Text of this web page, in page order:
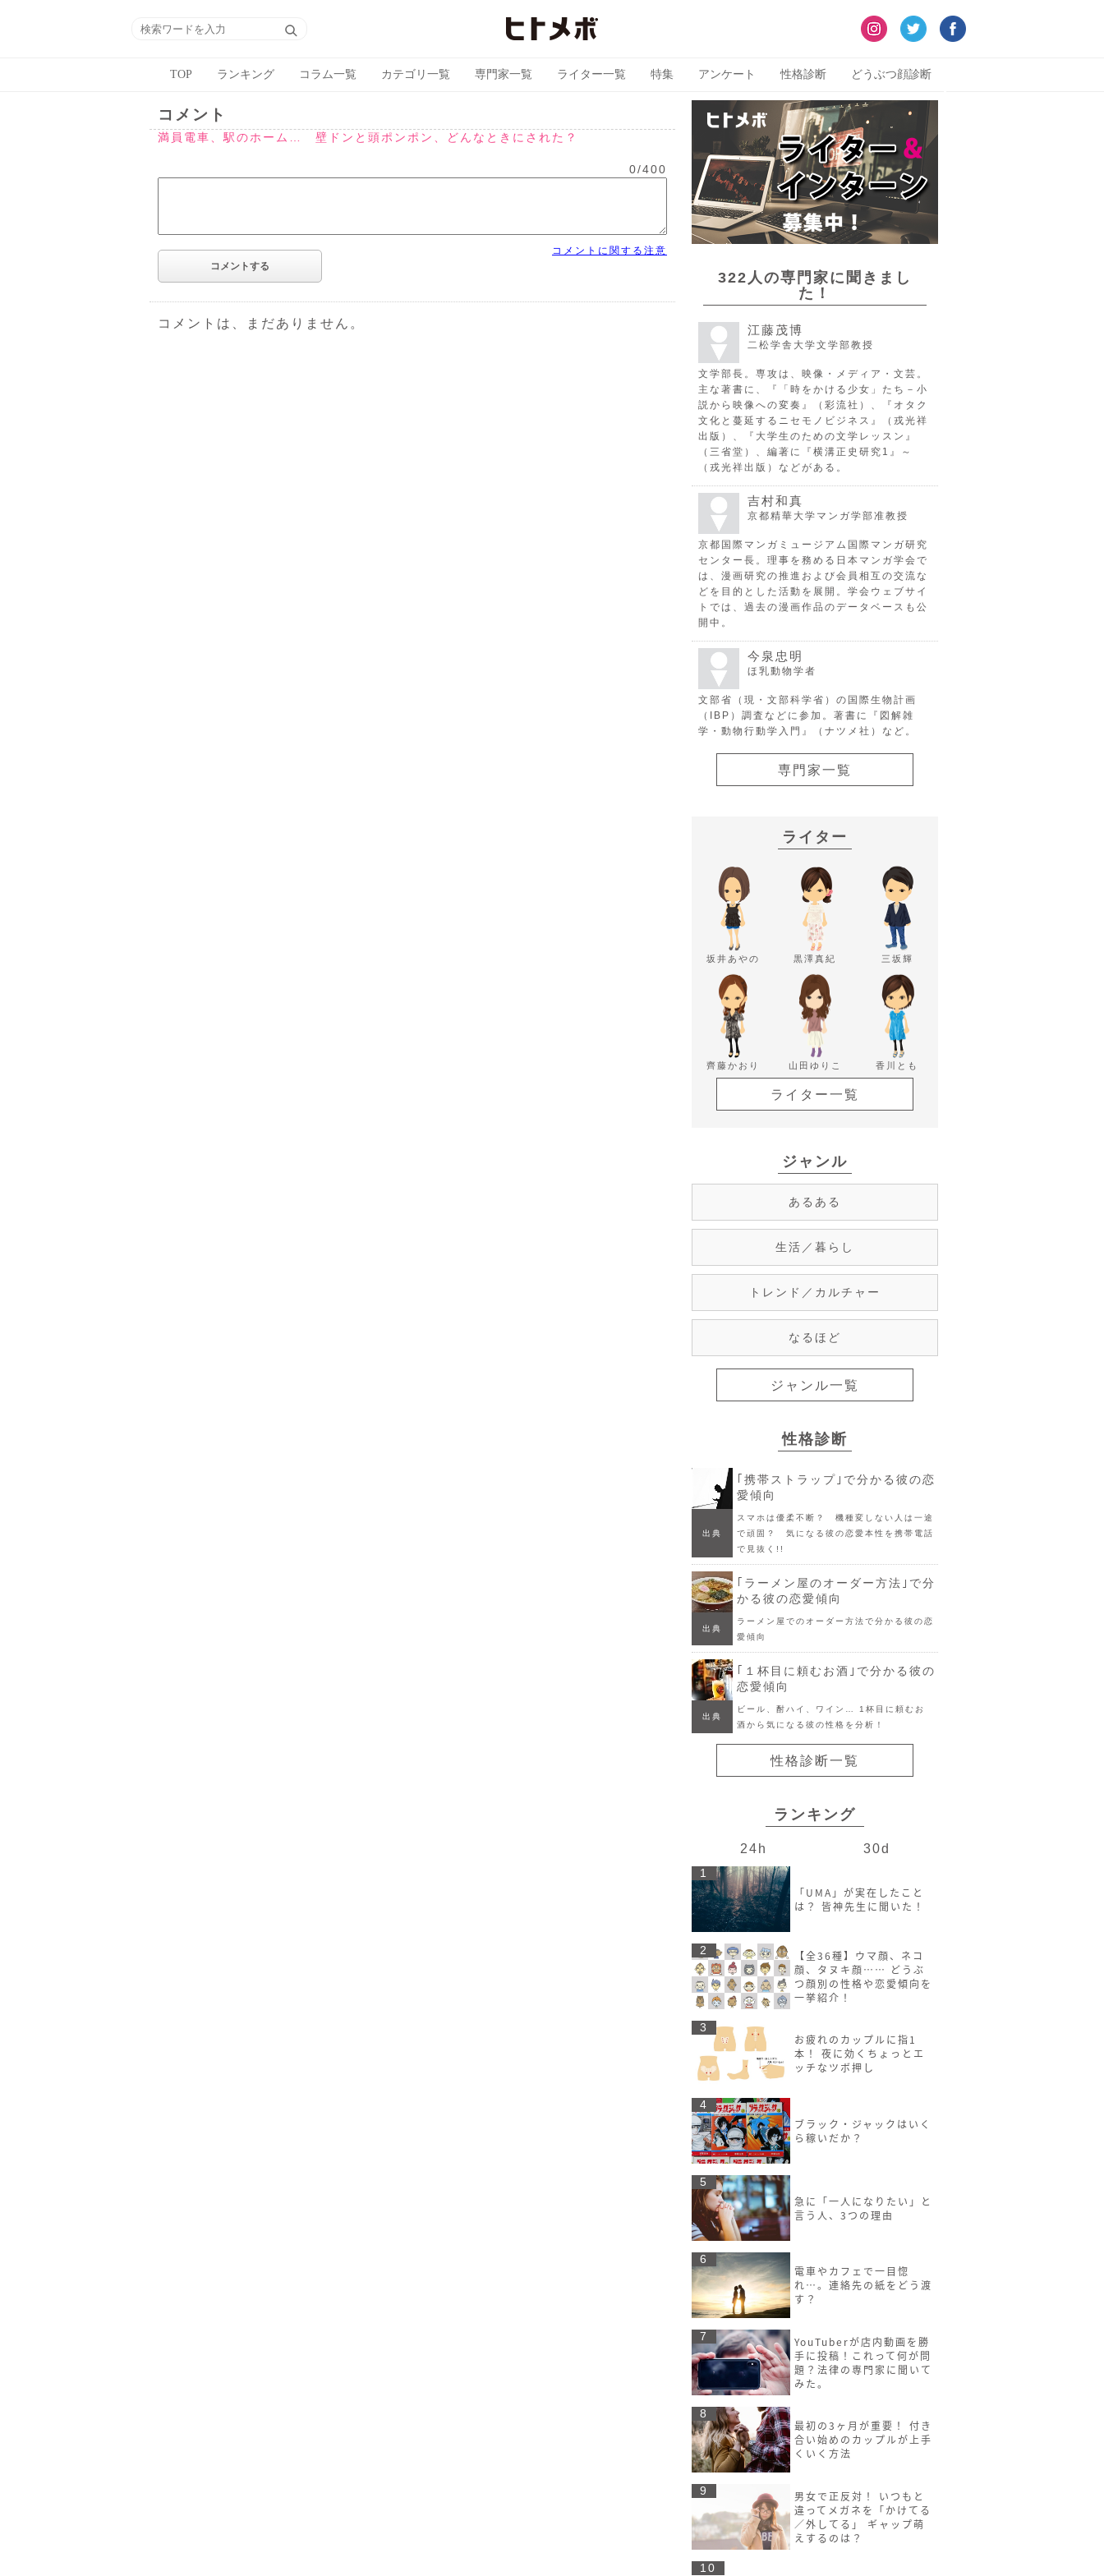
TOP ランキング コラム一覧 カテゴリ一覧 専門家一覧 ライター一覧 特集 アンケート 性格診断 どうぶつ顔診断
コメント
満員電車、駅のホーム… 壁ドンと頭ポンポン、どんなときにされた？
0/400
コメントに関する注意
コメントは、まだありません。
322人の専門家に聞きまし
た！
江藤茂博
二松学舎大学文学部教授
文学部長。専攻は、映像・メディア・文芸。
主な著書に、『「時をかける少女」たち－小
説から映像への変奏』（彩流社）、『オタク
文化と蔓延するニセモノビジネス』（戎光祥
出版）、『大学生のための文学レッスン』
（三省堂）、編著に『横溝正史研究1』～
（戎光祥出版）などがある。
吉村和真
京都精華大学マンガ学部准教授
京都国際マンガミュージアム国際マンガ研究
センター長。理事を務める日本マンガ学会で
は、漫画研究の推進および会員相互の交流な
どを目的とした活動を展開。学会ウェブサイ
トでは、過去の漫画作品のデータベースも公
開中。
今泉忠明
ほ乳動物学者
文部省（現・文部科学省）の国際生物計画
（IBP）調査などに参加。著書に『図解雑
学・動物行動学入門』（ナツメ社）など。
専門家一覧
ライター
坂井あやの 黒澤真紀 三坂輝
齊藤かおり 山田ゆりこ 香川とも
ライター一覧
ジャンル
あるある
生活／暮らし
トレンド／カルチャー
なるほど
ジャンル一覧
性格診断
｢携帯ストラップ｣で分かる彼の恋
愛傾向
出典
スマホは優柔不断？ 機種変しない人は一途
で頑固？ 気になる彼の恋愛本性を携帯電話
で見抜く!!
｢ラーメン屋のオーダー方法｣で分
かる彼の恋愛傾向
出典
ラーメン屋でのオーダー方法で分かる彼の恋
愛傾向
｢１杯目に頼むお酒｣で分かる彼の
恋愛傾向
出典
ビール、酎ハイ、ワイン… 1杯目に頼むお
酒から気になる彼の性格を分析！
性格診断一覧
ランキング
24h 30d
1
「UMA」が実在したこと
は？ 皆神先生に聞いた！
2
【全36種】ウマ顔、ネコ
顔、タヌキ顔…… どうぶ
つ顔別の性格や恋愛傾向を
一挙紹介！
3
お疲れのカップルに指1
本！ 夜に効くちょっとエ
ッチなツボ押し
4
ブラック・ジャックはいく
ら稼いだか？
5
急に「一人になりたい」と
言う人、3つの理由
6
電車やカフェで一目惚
れ…。連絡先の紙をどう渡
す？
7
YouTuberが店内動画を勝
手に投稿！これって何が問
題？法律の専門家に聞いて
みた。
8
最初の3ヶ月が重要！ 付き
合い始めのカップルが上手
くいく方法
9
男女で正反対！ いつもと
違ってメガネを「かけてる
／外してる」 ギャップ萌
えするのは？
10